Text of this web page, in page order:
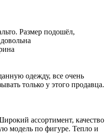
Размер подошёл,
одежду, все очень
только у этого продавца.
ассортимент, качество
модель по фигуре. Тепло и